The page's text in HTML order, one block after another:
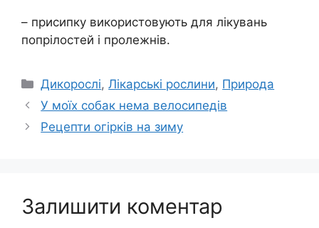
– присипку використовують для лікувань
попрілостей і пролежнів.
Категорії
Дикорослі,Лікарські рослини, Природа
У моїх собак нема велосипедів
Рецепти огірків на зиму
Залишити коментар